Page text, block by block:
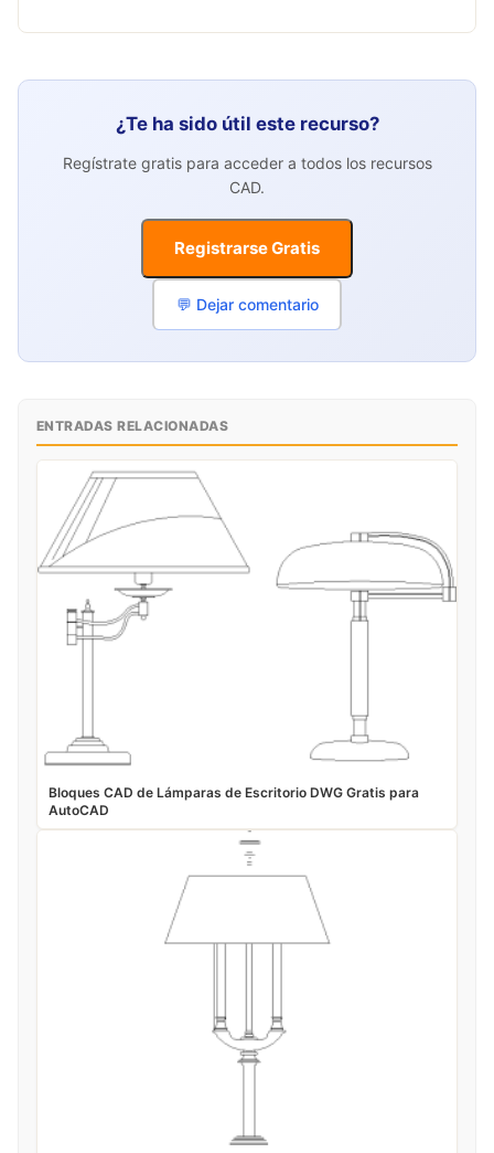
¿Te ha sido útil este recurso?
Regístrate gratis para acceder a todos los recursos
CAD.
Registrarse Gratis
💬 Dejar comentario
ENTRADAS RELACIONADAS
Bloques CAD de Lámparas de Escritorio DWG Gratis para
AutoCAD